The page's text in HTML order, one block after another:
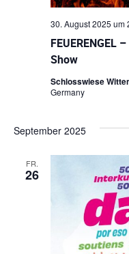
FEUERENGEL
Show
30. August 2025 um
Schlosswiese
Germany
September 2025
FR.
26